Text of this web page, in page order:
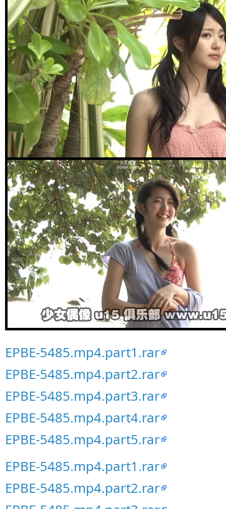
EPBE-5485.mp4.part1.rar
EPBE-5485.mp4.part2.rar
EPBE-5485.mp4.part3.rar
EPBE-5485.mp4.part4.rar
EPBE-5485.mp4.part5.rar
EPBE-5485.mp4.part1.rar
EPBE-5485.mp4.part2.rar